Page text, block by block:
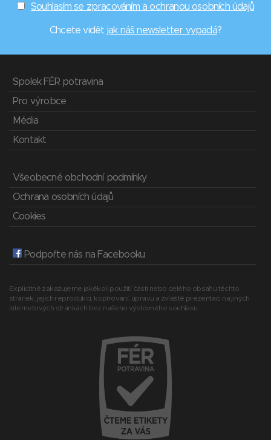
Souhlasím se zpracováním a ochranou osobních údajů
Chcete vidět jak náš newsletter vypadá?
Spolek FÉR potravina
Pro výrobce
Média
Kontakt
Všeobecné obchodní podmínky
Ochrana osobních údajů
Cookies
Podpořte nás na Facebooku
Explicitně zakazujeme jakékoli použití části nebo celého obsahu těchto
stránek, jejich reprodukci, kopírování, úpravu a zvláště prezentaci na jiných
internetových stránkách bez našeho výslovného souhlasu.